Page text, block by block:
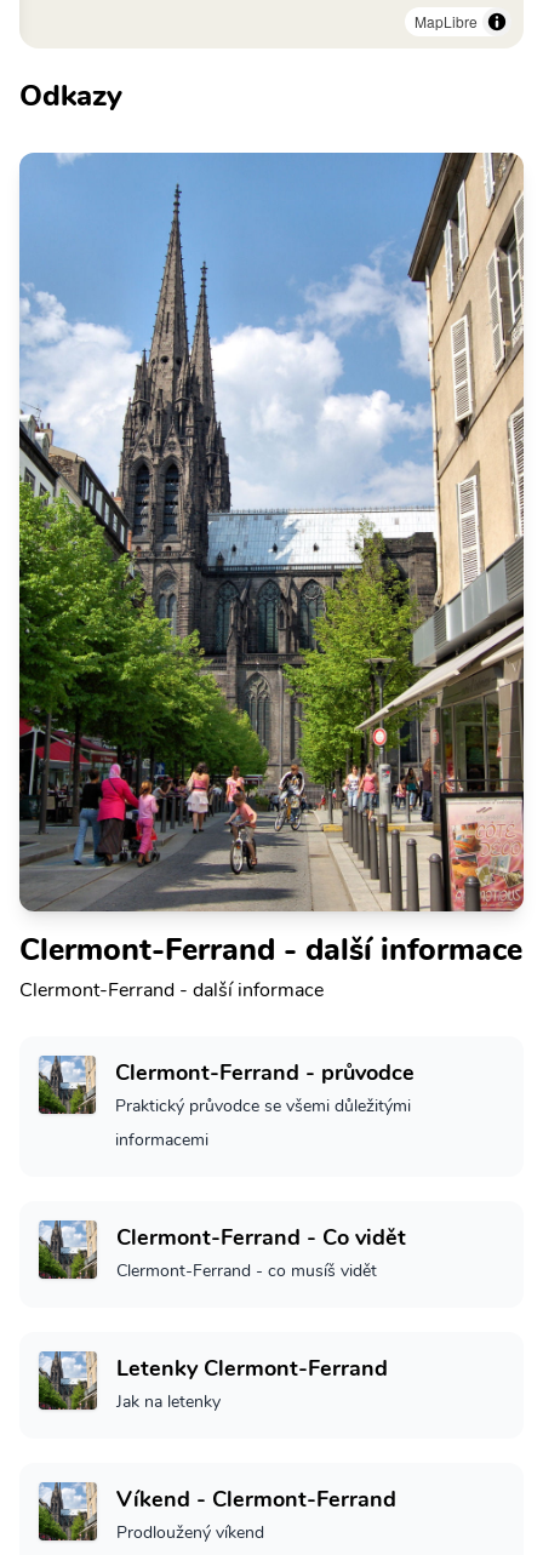
MapLibre
Odkazy
Clermont-Ferrand - další informace
Clermont-Ferrand - další informace
Clermont-Ferrand - průvodce
Praktický průvodce se všemi důležitými
informacemi
Clermont-Ferrand - Co vidět
Clermont-Ferrand - co musíš vidět
Letenky Clermont-Ferrand
Jak na letenky
Víkend - Clermont-Ferrand
Prodloužený víkend